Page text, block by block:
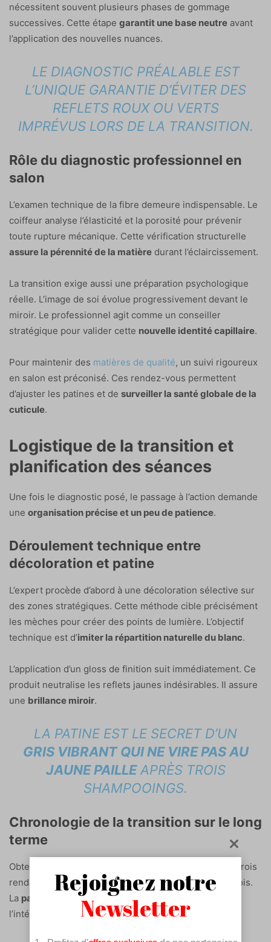
nécessitent souvent plusieurs phases de gommage
successives. Cette étape garantit une base neutre avant
l’application des nouvelles nuances.
LE DIAGNOSTIC PRÉALABLE EST
L’UNIQUE GARANTIE D’ÉVITER DES
REFLETS ROUX OU VERTS
IMPRÉVUS LORS DE LA TRANSITION.
Rôle du diagnostic professionnel en
salon
L’examen technique de la fibre demeure indispensable. Le
coiffeur analyse l’élasticité et la porosité pour prévenir
toute rupture mécanique. Cette vérification structurelle
assure la pérennité de la matière durant l’éclaircissement.
La transition exige aussi une préparation psychologique
réelle. L’image de soi évolue progressivement devant le
miroir. Le professionnel agit comme un conseiller
stratégique pour valider cette nouvelle identité capillaire.
Pour maintenir des matières de qualité, un suivi rigoureux
en salon est préconisé. Ces rendez-vous permettent
d’ajuster les patines et de surveiller la santé globale de la
cuticule.
Logistique de la transition et
planification des séances
Une fois le diagnostic posé, le passage à l’action demande
une organisation précise et un peu de patience.
Déroulement technique entre
décoloration et patine
L’expert procède d’abord à une décoloration sélective sur
des zones stratégiques. Cette méthode cible précisément
les mèches pour créer des points de lumière. L’objectif
technique est d’imiter la répartition naturelle du blanc.
L’application d’un gloss de finition suit immédiatement. Ce
produit neutralise les reflets jaunes indésirables. Il assure
une brillance miroir.
LA PATINE EST LE SECRET D’UN
GRIS VIBRANT QUI NE VIRE PAS AU
JAUNE PAILLEAPRÈS TROIS
SHAMPOOINGS.
Chronologie de la transition sur le long
terme
Obtenir un résultat optimal nécessite souvent deux à trois
rendez-vous. Ces séances s’espacent de quelques mois.
La patience demeure indispensable
l’intégrité de la fibre capillaire.
Rejoignez notre
Newsletter